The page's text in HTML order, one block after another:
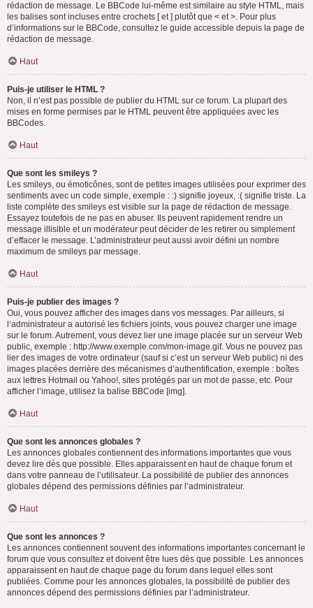
rédaction de message. Le BBCode lui-même est similaire au style HTML, mais
les balises sont incluses entre crochets [ et ] plutôt que < et >. Pour plus
d’informations sur le BBCode, consultez le guide accessible depuis la page de
rédaction de message.
Haut
Puis-je utiliser le HTML ?
Non, il n’est pas possible de publier du HTML sur ce forum. La plupart des
mises en forme permises par le HTML peuvent être appliquées avec les
BBCodes.
Haut
Que sont les smileys ?
Les smileys, ou émoticônes, sont de petites images utilisées pour exprimer des
sentiments avec un code simple, exemple : :) signifie joyeux, :( signifie triste. La
liste complète des smileys est visible sur la page de rédaction de message.
Essayez toutefois de ne pas en abuser. Ils peuvent rapidement rendre un
message illisible et un modérateur peut décider de les retirer ou simplement
d’effacer le message. L’administrateur peut aussi avoir défini un nombre
maximum de smileys par message.
Haut
Puis-je publier des images ?
Oui, vous pouvez afficher des images dans vos messages. Par ailleurs, si
l’administrateur a autorisé les fichiers joints, vous pouvez charger une image
sur le forum. Autrement, vous devez lier une image placée sur un serveur Web
public, exemple : http://www.exemple.com/mon-image.gif. Vous ne pouvez pas
lier des images de votre ordinateur (sauf si c’est un serveur Web public) ni des
images placées derrière des mécanismes d’authentification, exemple : boîtes
aux lettres Hotmail ou Yahoo!, sites protégés par un mot de passe, etc. Pour
afficher l’image, utilisez la balise BBCode [img].
Haut
Que sont les annonces globales ?
Les annonces globales contiennent des informations importantes que vous
devez lire dès que possible. Elles apparaissent en haut de chaque forum et
dans votre panneau de l’utilisateur. La possibilité de publier des annonces
globales dépend des permissions définies par l’administrateur.
Haut
Que sont les annonces ?
Les annonces contiennent souvent des informations importantes concernant le
forum que vous consultez et doivent être lues dès que possible. Les annonces
apparaissent en haut de chaque page du forum dans lequel elles sont
publiées. Comme pour les annonces globales, la possibilité de publier des
annonces dépend des permissions définies par l’administrateur.